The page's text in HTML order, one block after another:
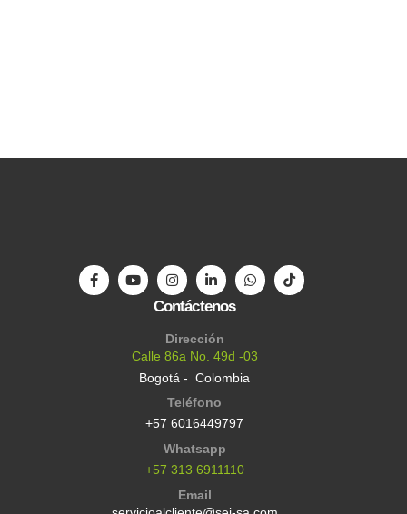
Contáctenos
Dirección
Calle 86a No. 49d -03
Bogotá - Colombia
Teléfono
+57 6016449797
Whatsapp
+57 313 6911110
Email